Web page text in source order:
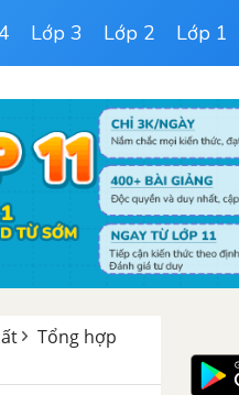
Lớp 3 Lớp 2 Lớp 1
Tổng hợp